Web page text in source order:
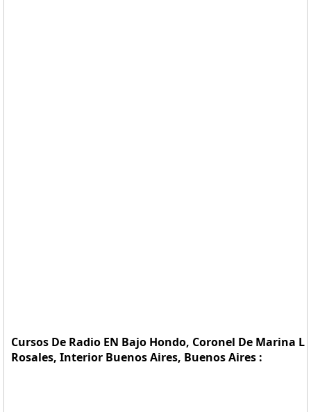
Cursos De Radio EN Bajo Hondo, Coronel De Marina L
Rosales, Interior Buenos Aires, Buenos Aires :